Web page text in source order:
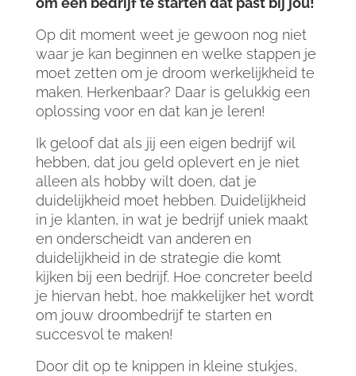
Op dit moment weet je gewoon nog niet
waar je kan beginnen en welke stappen je
moet zetten om je droom werkelijkheid te
maken. Herkenbaar? Daar is gelukkig een
oplossing voor en dat kan je leren!
Ik geloof dat als jij een eigen bedrijf wil
hebben, dat jou geld oplevert en je niet
alleen als hobby wilt doen, dat je
duidelijkheid moet hebben. Duidelijkheid
in je klanten, in wat je bedrijf uniek maakt
en onderscheidt van anderen en
duidelijkheid in de strategie die komt
kijken bij een bedrijf. Hoe concreter beeld
je hiervan hebt, hoe makkelijker het wordt
om jouw droombedrijf te starten en
succesvol te maken!
Door dit op te knippen in kleine stukjes,